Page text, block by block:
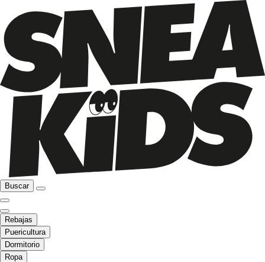
Buscar
Rebajas
Puericultura
Dormitorio
Ropa